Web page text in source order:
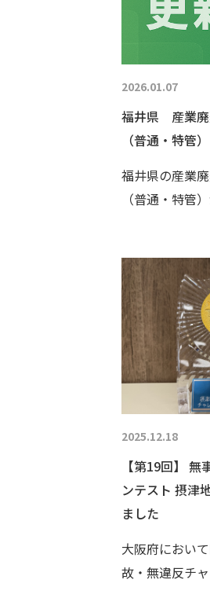
2026.01.07
福井県 産業廃
（普通・特管
福井県の産業
（普通・特
2025.12.18
【第19回】
ンテスト 摂津
ました
大阪府におい
故・無違反チ